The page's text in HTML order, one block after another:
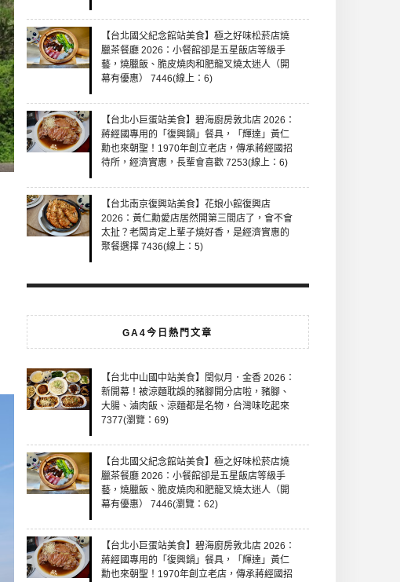
【台北國父紀念館站美食】極之好味松菸店燒
臘茶餐廳 2026：小餐館卻是五星飯店等級手
藝，燒臘飯、脆皮燒肉和肥龍叉燒太迷人（開
幕有優惠） 7446(線上：6)
【台北小巨蛋站美食】碧海廚房敦北店 2026：
蔣經國專用的「復興鍋」餐具，「輝達」黃仁
勳也來朝聖！1970年創立老店，傳承蔣經國招
待所，經濟實惠，長輩會喜歡 7253(線上：6)
【台北南京復興站美食】花娘小館復興店
2026：黃仁勳愛店居然開第三間店了，會不會
太扯？老闆肯定上輩子燒好香，是經濟實惠的
聚餐選擇 7436(線上：5)
GA4今日熱門文章
【台北中山國中站美食】閏似月．金香 2026：
新開幕！被涼麵耽誤的豬腳開分店啦，豬腳、
大腸、滷肉飯、涼麵都是名物，台灣味吃起來
7377(瀏覽：69)
【台北國父紀念館站美食】極之好味松菸店燒
臘茶餐廳 2026：小餐館卻是五星飯店等級手
藝，燒臘飯、脆皮燒肉和肥龍叉燒太迷人（開
幕有優惠） 7446(瀏覽：62)
【台北小巨蛋站美食】碧海廚房敦北店 2026：
蔣經國專用的「復興鍋」餐具，「輝達」黃仁
勳也來朝聖！1970年創立老店，傳承蔣經國招